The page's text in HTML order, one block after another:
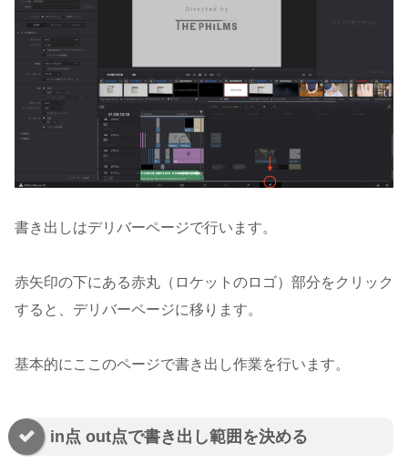
書き出しはデリバーページで行います。
赤矢印の下にある赤丸（ロケットのロゴ）部分をクリック
すると、デリバーページに移ります。
基本的にここのページで書き出し作業を行います。
in点 out点で書き出し範囲を決める